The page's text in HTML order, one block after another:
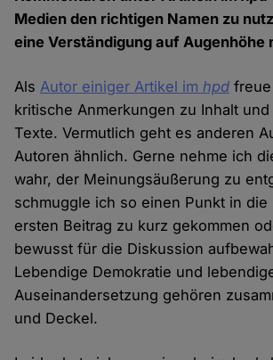
Medien den richtigen Namen zu
eine Verständigung auf Augenhöhe
AlsAutor einiger Artikel imhpd
kritische Anmerkungen zu Inhalt
Texte. Vermutlich geht es anderen
Autoren ähnlich. Gerne nehme ich
wahr, der Meinungsäußerung zu
schmuggle ich so einen Punkt in die
ersten Beitrag zu kurz gekommen
bewusst für die Diskussion
Lebendige Demokratie und
Auseinandersetzung gehören
und Deckel.